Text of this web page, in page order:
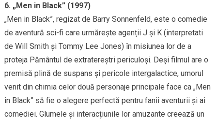
6. „Men in Black” (1997)
„Men in Black”, regizat de Barry Sonnenfeld, este o comedie
de aventură sci-fi care urmărește agenții J și K (interpretati
de Will Smith și Tommy Lee Jones) în misiunea lor de a
proteja Pământul de extratereștri periculoși. Deși filmul are o
premisă plină de suspans și pericole intergalactice, umorul
venit din chimia celor două personaje principale face ca „Men
in Black” să fie o alegere perfectă pentru fanii aventurii și ai
comediei. Glumele și interacțiunile lor amuzante creează un